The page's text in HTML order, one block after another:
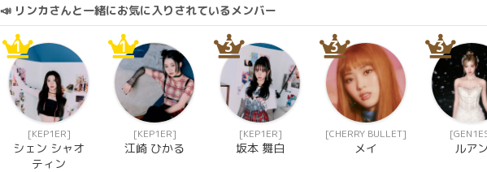
📣 リンカさんと一緒にお気に入りされているメンバー
1
[KEP1ER]
シェン シャオ
ティン
1
[KEP1ER]
江崎 ひかる
3
[KEP1ER]
坂本 舞白
3
[CHERRY BULLET]
メイ
3
ルア